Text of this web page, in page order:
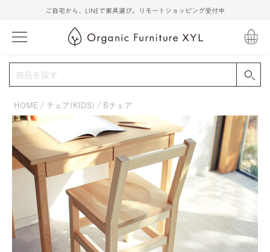
ご自宅から、LINEで家具選び。リモートショッピング受付中
HOME チェア(KIDS) Bチェア